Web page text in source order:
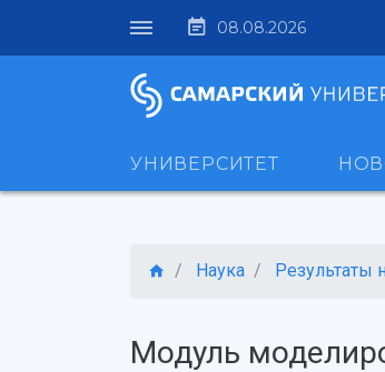
08.08.2026
УНИВЕРСИТЕТ
Наука Результаты
Модуль